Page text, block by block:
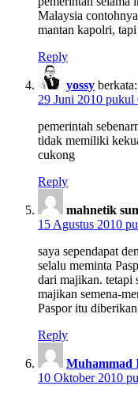
Malaysia
mantan kapolri,
Reply
yossy berkata:
29 Juni 2010 pukul
pemerintah
tidak memiliki
cukong
Reply
mahnetik
15 Agustus 2010
saya sependapat
selalu meminta
dari majikan. tetapi
majikan semena-
Paspor itu
Reply
Muhammad
10 Oktober 2010